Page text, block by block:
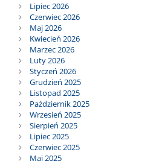
Lipiec 2026
Czerwiec 2026
Maj 2026
Kwiecień 2026
Marzec 2026
Luty 2026
Styczeń 2026
Grudzień 2025
Listopad 2025
Październik 2025
Wrzesień 2025
Sierpień 2025
Lipiec 2025
Czerwiec 2025
Maj 2025